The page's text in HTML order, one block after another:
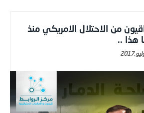
من الاحتلال الامريكي منذ